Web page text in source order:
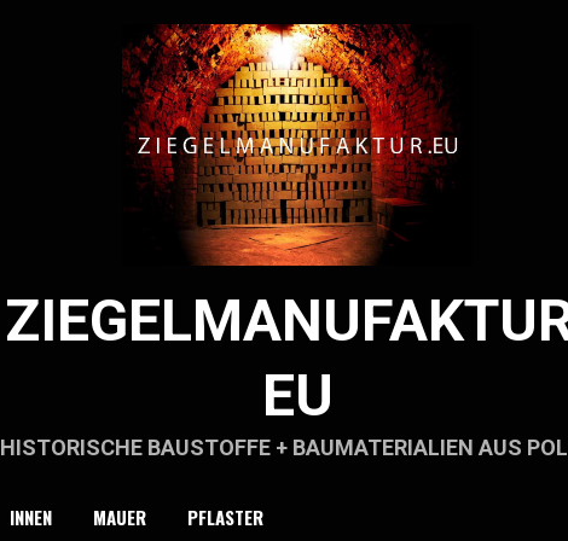
EU
HISTORISCHE BAUSTOFFE + BAUMATERIALIEN AUS
INNEN MAUER PFLASTER